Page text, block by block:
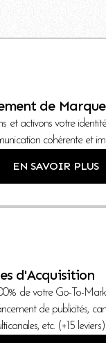
de Marque
et activons votre
cohérente et
EN SAVOIR PLUS
d'Acquisition
de votre Go-To-
de publicités,
etc. (+15 leviers).